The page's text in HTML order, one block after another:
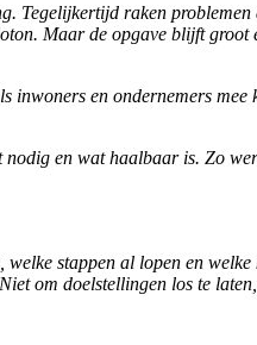
Tegelijkertijd raken problemen
Maar de opgave blijft groot
en ondernemers mee
en wat haalbaar is. Zo
stappen al lopen en welke
om doelstellingen los te